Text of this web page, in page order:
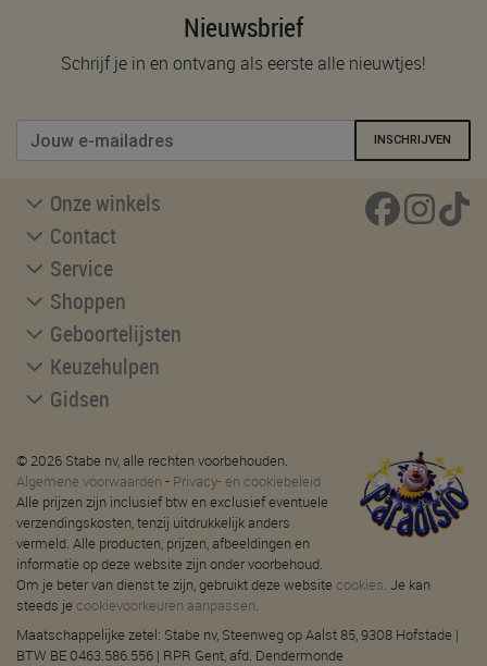
Nieuwsbrief
Schrijf je in en ontvang als eerste alle nieuwtjes!
INSCHRIJVEN
Onze winkels
Contact
Service
Shoppen
Geboortelijsten
Keuzehulpen
Gidsen
© 2026 Stabe nv, alle rechten voorbehouden.
Algemene voorwaarden - Privacy- en cookiebeleid
Alle prijzen zijn inclusief btw en exclusief eventuele
verzendingskosten, tenzij uitdrukkelijk anders
vermeld. Alle producten, prijzen, afbeeldingen en
informatie op deze website zijn onder voorbehoud.
Om je beter van dienst te zijn, gebruikt deze website cookies. Je kan
steeds je cookievoorkeuren aanpassen.
Maatschappelijke zetel: Stabe nv, Steenweg op Aalst 85, 9308 Hofstade |
BTW BE 0463.586.556 | RPR Gent, afd. Dendermonde